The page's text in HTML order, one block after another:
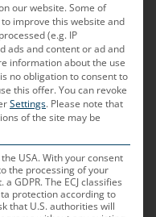
HELMUT PRITZ
– anglické
vlákna vyrobená
our website. Some of
improve this website and
(e.g. IP
ads and content or ad and
information about the use
no obligation to consent to
this offer.You can revoke
Settings. Please note that
of the site may be
USA. With your consent
the processing of your
GDPR. The ECJ classifies
protection according to
that U.S. authorities will